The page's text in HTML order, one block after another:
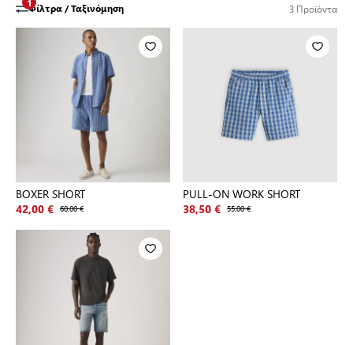
Φίλτρα / Ταξινόμηση 3Προϊόντα
BOXER SHORT
42,00 € 60,00 €
PULL-ON WORK SHORT
38,50 € 55,00 €